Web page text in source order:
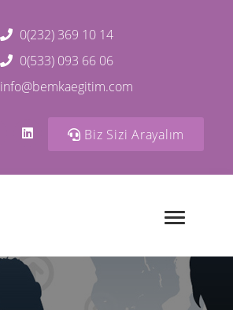
0(232) 369 10 14
0(533) 093 66 06
info@bemkaegitim.com
Biz Sizi Arayalım